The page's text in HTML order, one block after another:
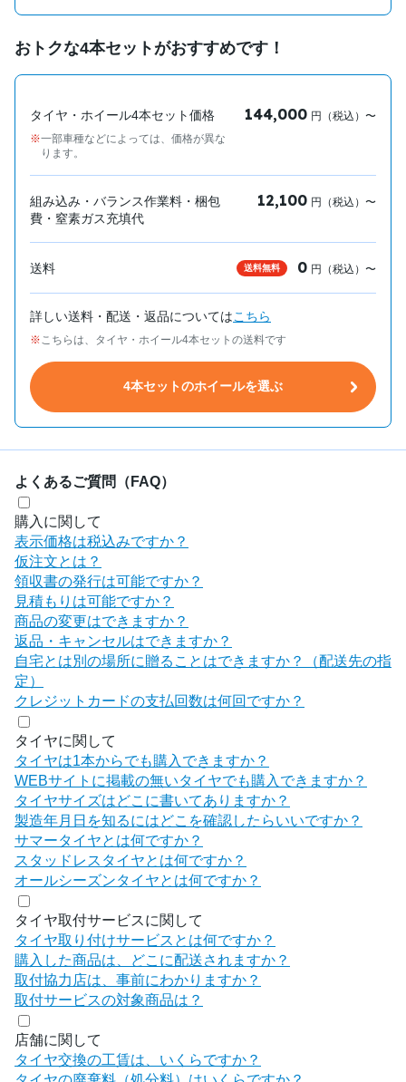
おトクな4本セットがおすすめです！
タイヤ・ホイール4本セット価格
一部車種などによっては、価格が異な
ります。
144,000 円（税込）〜
組み込み・バランス作業料・梱包
費・窒素ガス充填代
12,100 円（税込）〜
送料 送料無料 0 円（税込）〜
詳しい送料・配送・返品についてはこちら
こちらは、タイヤ・ホイール4本セットの送料です
4本セットのホイールを選ぶ
よくあるご質問（FAQ）
購入に関して
表示価格は税込みですか？
仮注文とは？
領収書の発行は可能ですか？
見積もりは可能ですか？
商品の変更はできますか？
返品・キャンセルはできますか？
自宅とは別の場所に贈ることはできますか？（配送先の指
定）
クレジットカードの支払回数は何回ですか？
タイヤに関して
タイヤは1本からでも購入できますか？
WEBサイトに掲載の無いタイヤでも購入できますか？
タイヤサイズはどこに書いてありますか？
製造年月日を知るにはどこを確認したらいいですか？
サマータイヤとは何ですか？
スタッドレスタイヤとは何ですか？
オールシーズンタイヤとは何ですか？
タイヤ取付サービスに関して
タイヤ取り付けサービスとは何ですか？
購入した商品は、どこに配送されますか？
取付協力店は、事前にわかりますか？
取付サービスの対象商品は？
店舗に関して
タイヤ交換の工賃は、いくらですか？